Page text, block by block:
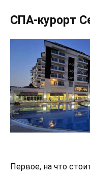
СПА-курорт
Первое, на что